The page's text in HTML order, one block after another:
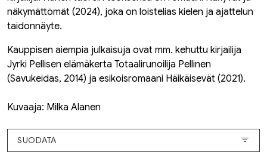
näkymättömät (2024), joka on loistelias kielen ja ajattelun
taidonnäyte.
Kauppisen aiempia julkaisuja ovat mm. kehuttu kirjailija
Jyrki Pellisen elämäkerta Totaalirunoilija Pellinen
(Savukeidas, 2014) ja esikoisromaani Häikäisevät (2021).
Kuvaaja: Milka Alanen
SUODATA